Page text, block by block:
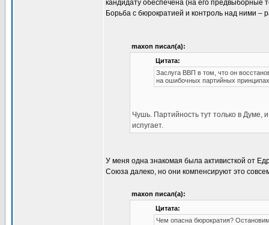
кандидату обеспечена (на его предвыборные
Борьба с бюрократией и контроль над ними –
maxon писал(а):
Цитата:
Заслуга ВВП в том, что он
на ошибочных партийных принципах
Чушь. Партийность тут только в Думе,
испугает.
У меня одна знакомая была активисткой от
Союза далеко, но они компенсируют это
maxon писал(а):
Цитата:
Чем опасна бюрократия?